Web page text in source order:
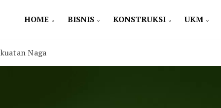
HOME BISNIS KONSTRUKSI UKM
Naga